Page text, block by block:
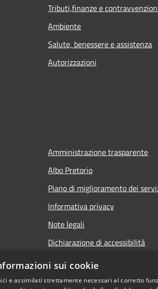
Tributi,finanze e
Ambiente
Salute, benessere e assistenza
Autorizzazioni
Amministrazione trasparente
Albo Pretorio
Piano di miglioramento dei
Informativa privacy
Note legali
Dichiarazione di accessibilità
Informativa sulla
sui cookie
e assimilati strettamente necessari al corretto